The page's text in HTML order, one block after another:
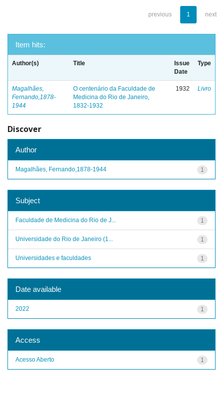
previous 1 next
Item hits:
Author(s) Title
Issue
Date
Type
Magalhães,
Fernando,1878-
1944
O centenário da Faculdade de
Medicina do Rio de Janeiro,
1832-1932
1932 Livro
Discover
Author
1
Magalhães, Fernando,1878-1944
Subject
1
Faculdade de Medicina do Rio de J...
1
Universidade do Rio de Janeiro (1...
1
Universidades e faculdades
Date available
1
2022
Access
1
Acesso Aberto